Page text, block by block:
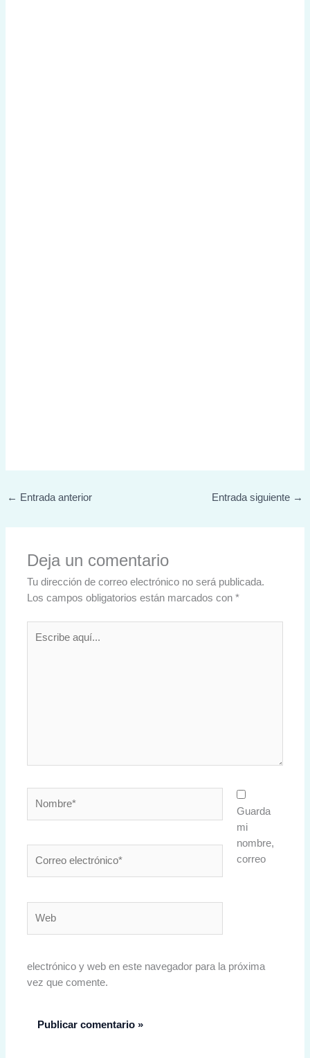
← Entrada anterior Entrada siguiente →
Deja un comentario
Tu dirección de correo electrónico no será publicada.
Los campos obligatorios están marcados con*
aquí...
electrónico*
Guarda
mi
nombre,
correo
electrónico y web en este navegador para la próxima
vez que comente.